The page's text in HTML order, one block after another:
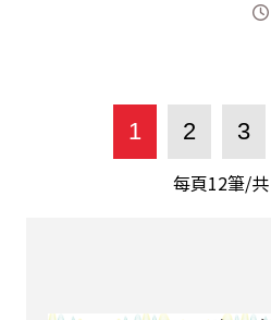
1 2 3
每頁12筆/共